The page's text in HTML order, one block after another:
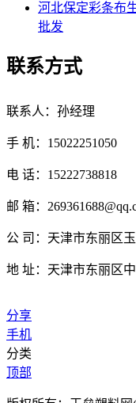
河北保定彩条布
批发
联系方式
联系人：孙经理
手 机：15022251050
电 话：15222738818
邮 箱：
公 司：天津市东丽区
地 址：天津市东丽区
分享
手机
分类
顶部